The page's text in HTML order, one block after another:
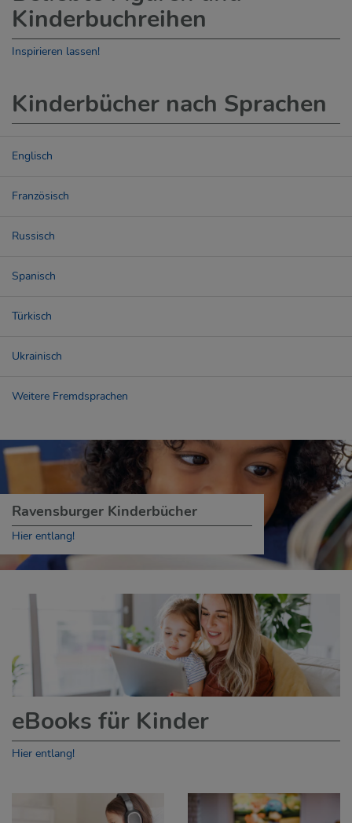
Kinderbuchreihen
Inspirieren lassen!
Kinderbücher nach Sprachen
Englisch
Französisch
Russisch
Spanisch
Türkisch
Ukrainisch
Weitere Fremdsprachen
Ravensburger Kinderbücher
Hier entlang!
eBooks für Kinder
Hier entlang!